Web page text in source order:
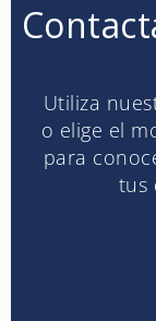
Utiliza
o elige el
para
tus